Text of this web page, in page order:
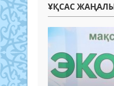
ҰҚСАС